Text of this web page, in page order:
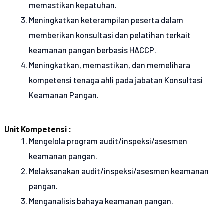
memastikan kepatuhan.
Meningkatkan keterampilan peserta dalam
memberikan konsultasi dan pelatihan terkait
keamanan pangan berbasis HACCP.
Meningkatkan, memastikan, dan memelihara
kompetensi tenaga ahli pada jabatan Konsultasi
Keamanan Pangan.
Unit Kompetensi :
Mengelola program audit/inspeksi/asesmen
keamanan pangan.
Melaksanakan audit/inspeksi/asesmen keamanan
pangan.
Menganalisis bahaya keamanan pangan.